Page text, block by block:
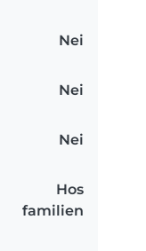
Nei
Nei
Nei
Hos
familien